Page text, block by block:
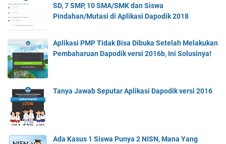
SD, 7 SMP, 10 SMA/SMK dan Siswa
Pindahan/Mutasi di Aplikasi Dapodik 2018
Aplikasi PMP Tidak Bisa Dibuka Setelah Melakukan
Pembaharuan Dapodik versi 2016b, Ini Solusinya!
Tanya Jawab Seputar Aplikasi Dapodik versi 2016
Ada Kasus 1 Siswa Punya 2 NISN, Mana Yang